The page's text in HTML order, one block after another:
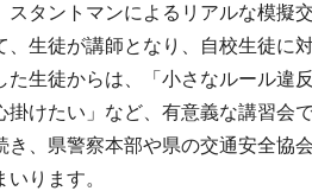
スタントマンによるリアルな模擬
、生徒が講師となり、自校生徒に
た生徒からは、「小さなルール違
掛けたい」など、有意義な講習会
き、県警察本部や県の交通安全協
いります。